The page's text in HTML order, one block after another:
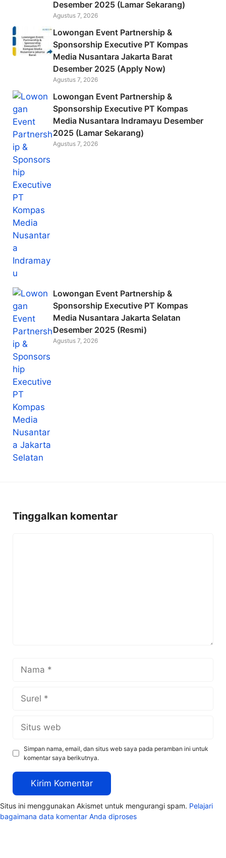
Desember 2025 (Lamar Sekarang)
Agustus 7, 2026
Lowongan Event Partnership &
Sponsorship Executive PT Kompas
Media Nusantara Jakarta Barat
Desember 2025 (Apply Now)
Agustus 7, 2026
Lowongan Event Partnership &
Sponsorship Executive PT Kompas
Media Nusantara Indramayu Desember
2025 (Lamar Sekarang)
Agustus 7, 2026
Lowongan Event Partnership &
Sponsorship Executive PT Kompas
Media Nusantara Jakarta Selatan
Desember 2025 (Resmi)
Agustus 7, 2026
Tinggalkan komentar
web
Simpan nama, email, dan situs web saya pada peramban ini untuk
komentar saya berikutnya.
Situs ini menggunakan Akismet untuk mengurangi spam. Pelajari
bagaimana data komentar Anda diproses